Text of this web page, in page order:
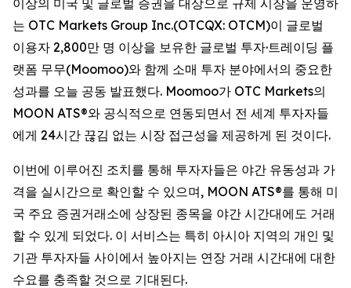
이상의 미국 및 글로벌 증권을 대상으로 규제 시장을 운영하
는 OTC Markets Group Inc.(OTCQX: OTCM)이 글로벌
이용자 2,800만 명 이상을 보유한 글로벌 투자·트레이딩 플
랫폼 무무(Moomoo)와 함께 소매 투자 분야에서의 중요한
성과를 오늘 공동 발표했다. Moomoo가 OTC Markets의
MOON ATS®와 공식적으로 연동되면서 전 세계 투자자들
에게 24시간 끊김 없는 시장 접근성을 제공하게 된 것이다.
이번에 이루어진 조치를 통해 투자자들은 야간 유동성과 가
격을 실시간으로 확인할 수 있으며, MOON ATS®를 통해 미
국 주요 증권거래소에 상장된 종목을 야간 시간대에도 거래
할 수 있게 되었다. 이 서비스는 특히 아시아 지역의 개인 및
기관 투자자들 사이에서 높아지는 연장 거래 시간대에 대한
수요를 충족할 것으로 기대된다.